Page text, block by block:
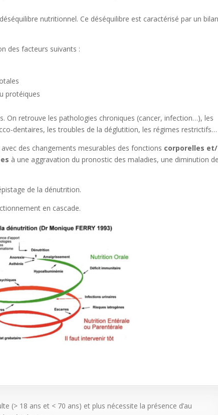
nutritionnel. Ce déséquilibre est caractérisé par un
des facteurs suivants :
protéiques
On retrouve les pathologies chroniques (cancer, infection…), les
dentaires, les troubles de la déglutition, les régimes restrictifs…
des changements mesurables des fonctions corporelles
à une aggravation du pronostic des maladies, une diminution
de la dénutrition.
en cascade.
(> 18 ans et < 70 ans) et plus nécessite la présence d’au